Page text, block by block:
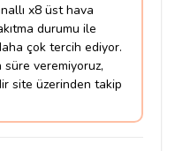
x8 üst hava
durumu ile
çok tercih ediyor.
veremiyoruz,
site üzerinden takip